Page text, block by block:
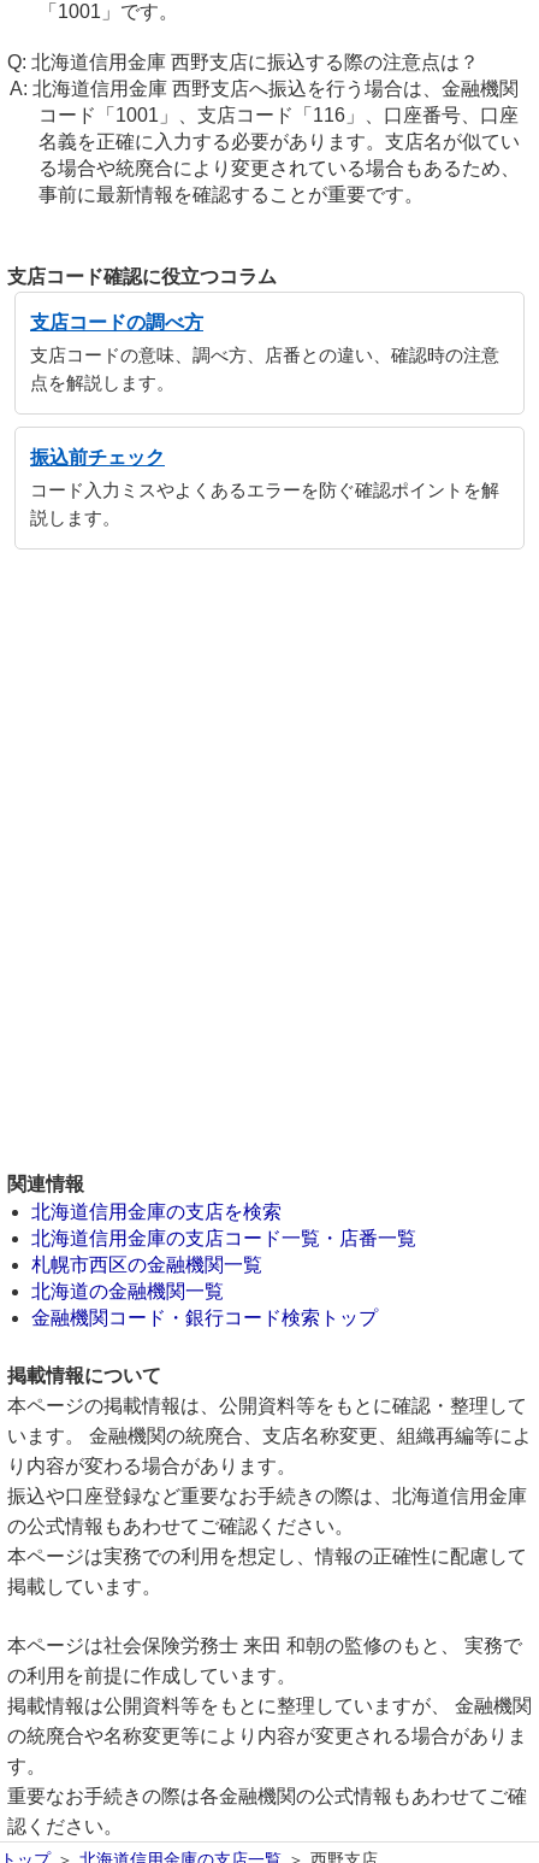
「1001」です。
北海道信用金庫 西野支店に振込する際の注意点は？
北海道信用金庫 西野支店へ振込を行う場合は、金融機関
コード「1001」、支店コード「116」、口座番号、口座
名義を正確に入力する必要があります。支店名が似てい
る場合や統廃合により変更されている場合もあるため、
事前に最新情報を確認することが重要です。
支店コード確認に役立つコラム
支店コードの調べ方
支店コードの意味、調べ方、店番との違い、確認時の注意
点を解説します。
振込前チェック
コード入力ミスやよくあるエラーを防ぐ確認ポイントを解
説します。
関連情報
北海道信用金庫の支店を検索
北海道信用金庫の支店コード一覧・店番一覧
札幌市西区の金融機関一覧
北海道の金融機関一覧
金融機関コード・銀行コード検索トップ
掲載情報について
本ページの掲載情報は、公開資料等をもとに確認・整理して
います。 金融機関の統廃合、支店名称変更、組織再編等によ
り内容が変わる場合があります。
振込や口座登録など重要なお手続きの際は、北海道信用金庫
の公式情報もあわせてご確認ください。
本ページは実務での利用を想定し、情報の正確性に配慮して
掲載しています。
本ページは社会保険労務士 来田 和朝の監修のもと、 実務で
の利用を前提に作成しています。
掲載情報は公開資料等をもとに整理していますが、 金融機関
の統廃合や名称変更等により内容が変更される場合がありま
す。
重要なお手続きの際は各金融機関の公式情報もあわせてご確
認ください。